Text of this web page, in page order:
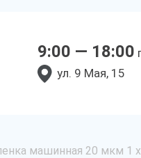
9:00 — 18:00
ул. 9 Мая, 15
машинная 20 мкм 1